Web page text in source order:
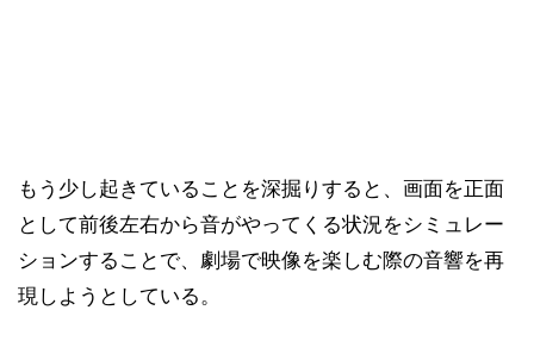
もう少し起きていることを深掘りすると、画面を正面
として前後左右から音がやってくる状況をシミュレー
ションすることで、劇場で映像を楽しむ際の音響を再
現しようとしている。